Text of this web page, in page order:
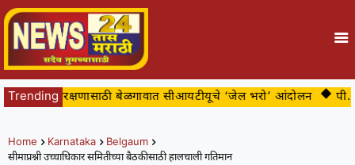
Trending
संरक्षणासाठी बेळगावात सीआयटीयूचे ‘जेल भरो’ आंदोलन पी. बी.
Home Karnataka
Belgaum
सीमाप्रश्नी उच्चाधिकार समितीच्या बैठकीसाठी हालचाली गतिमान